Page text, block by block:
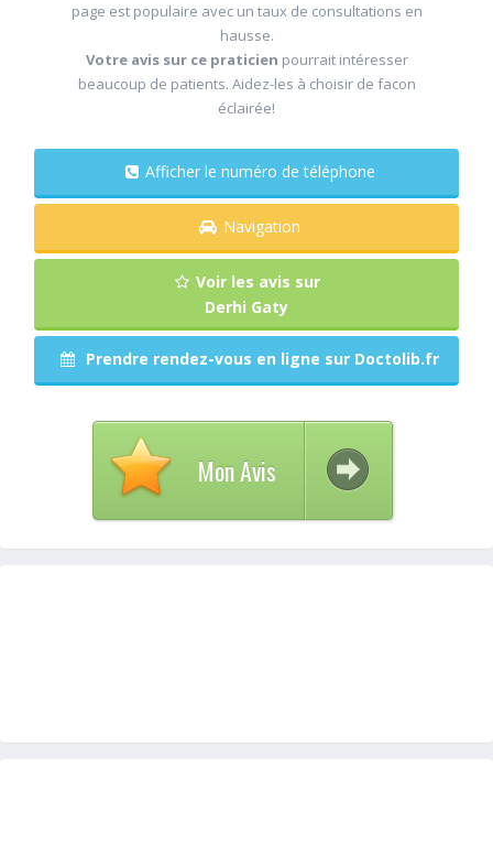
page est populaire avec un taux de consultations en
hausse.
Votre avis sur ce praticien pourrait intéresser
beaucoup de patients. Aidez-les à choisir de facon
éclairée!
Afficher le numéro de téléphone
Navigation
Voir les avis sur
Derhi Gaty
Prendre rendez-vous en ligne sur Doctolib.fr
Mon Avis